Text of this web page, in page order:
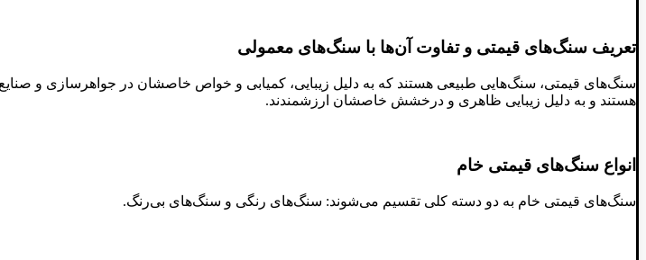
تعریف سنگ‌های قیمتی و تفاوت آن‌ها با سنگ‌های معمولی
سنگ‌های قیمتی، سنگ‌هایی طبیعی هستند که به دلیل زیبایی، کمیابی و خواص خاصشان در جواهرسازی و
هستند و به دلیل زیبایی ظاهری و درخشش خاصشان ارزشمندند.
انواع سنگ‌های قیمتی خام
سنگ‌های قیمتی خام به دو دسته کلی تقسیم می‌شوند: سنگ‌های رنگی و سنگ‌های بی‌رنگ.